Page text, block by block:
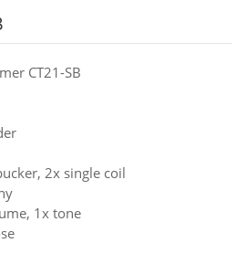
CT21-SB
2x single coil
1x tone